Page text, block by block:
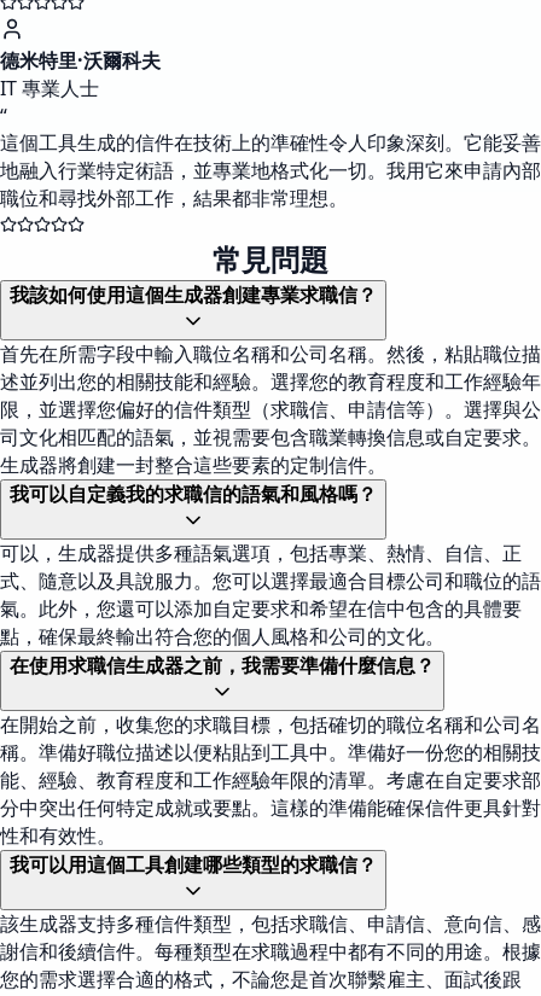
德米特里·沃爾科夫
IT 專業人士
“
這個工具生成的信件在技術上的準確性令人印象深刻。它能妥善
地融入行業特定術語，並專業地格式化一切。我用它來申請內部
職位和尋找外部工作，結果都非常理想。
常見問題
我該如何使用這個生成器創建專業求職信？
首先在所需字段中輸入職位名稱和公司名稱。然後，粘貼職位描
述並列出您的相關技能和經驗。選擇您的教育程度和工作經驗年
限，並選擇您偏好的信件類型（求職信、申請信等）。選擇與公
司文化相匹配的語氣，並視需要包含職業轉換信息或自定要求。
生成器將創建一封整合這些要素的定制信件。
我可以自定義我的求職信的語氣和風格嗎？
可以，生成器提供多種語氣選項，包括專業、熱情、自信、正
式、隨意以及具說服力。您可以選擇最適合目標公司和職位的語
氣。此外，您還可以添加自定要求和希望在信中包含的具體要
點，確保最終輸出符合您的個人風格和公司的文化。
在使用求職信生成器之前，我需要準備什麼信息？
在開始之前，收集您的求職目標，包括確切的職位名稱和公司名
稱。準備好職位描述以便粘貼到工具中。準備好一份您的相關技
能、經驗、教育程度和工作經驗年限的清單。考慮在自定要求部
分中突出任何特定成就或要點。這樣的準備能確保信件更具針對
性和有效性。
我可以用這個工具創建哪些類型的求職信？
該生成器支持多種信件類型，包括求職信、申請信、意向信、感
謝信和後續信件。每種類型在求職過程中都有不同的用途。根據
您的需求選擇合適的格式，不論您是首次聯繫雇主、面試後跟